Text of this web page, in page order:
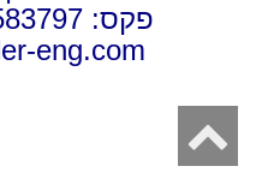
eng.com
גלילה
לראש